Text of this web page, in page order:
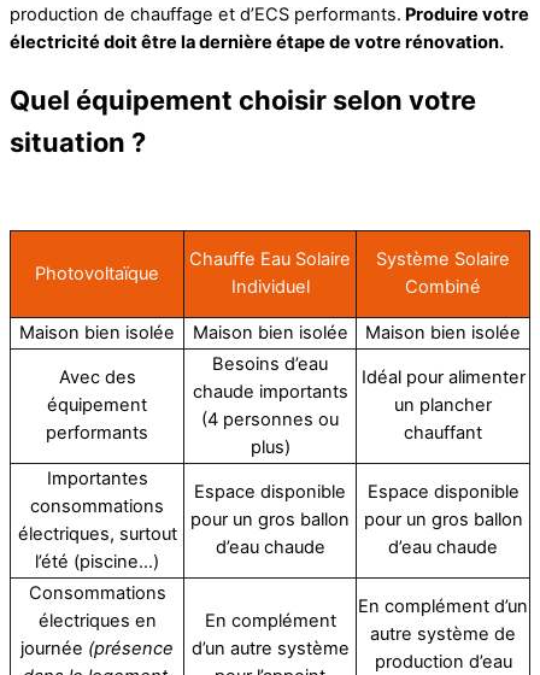
production de chauffage et d’ECS performants. Produire votre
électricité doit être la dernière étape de votre rénovation.
Quel équipement choisir selon votre
situation ?
Photovoltaïque
Chauffe Eau Solaire
Individuel
Système Solaire
Combiné
Maison bien isolée Maison bien isolée Maison bien isolée
Avec des
équipement
performants
Besoins d’eau
chaude importants
(4 personnes ou
plus)
Idéal pour alimenter
un plancher
chauffant
Importantes
consommations
électriques, surtout
l’été (piscine…)
Espace disponible
pour un gros ballon
d’eau chaude
Espace disponible
pour un gros ballon
d’eau chaude
Consommations
électriques en
journée (présence
En complément
d’un autre système
En complément d’un
autre système de
production d’eau